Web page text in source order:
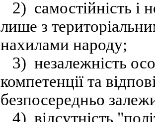
2) самостійність і
лише з
нахилами народу;
3) незалежність
компетенції та
безпосередньо
4) відсутність